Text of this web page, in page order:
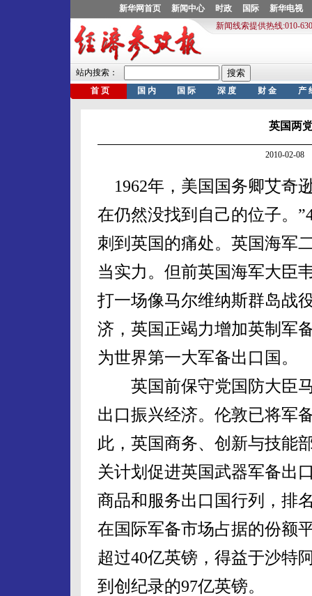
英国两
2010-02-08
1962年，美国国务卿艾奇
在仍然没找到自己的位子。
刺到英国的痛处。英国海军
当实力。但前英国海军大臣
打一场像马尔维纳斯群岛战
济，英国正竭力增加英制军
为世界第一大军备出口国。
英国前保守党国防大臣马
出口振兴经济。伦敦已将军
此，英国商务、创新与技能
关计划促进英国武器军备出
商品和服务出口国行列，排
在国际军备市场占据的份额
超过40亿英镑，得益于沙特
到创纪录的97亿英镑。